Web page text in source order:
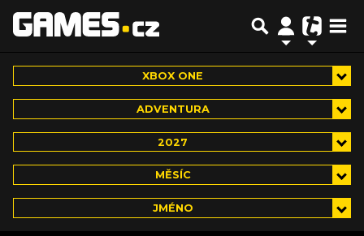
XBOX ONE
ADVENTURA
2027
MĚSÍC
JMÉNO